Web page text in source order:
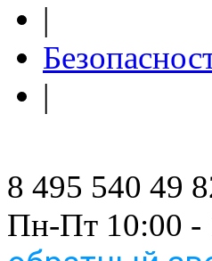
|
|
8 495 540 49
Пн-Пт 10:00 -